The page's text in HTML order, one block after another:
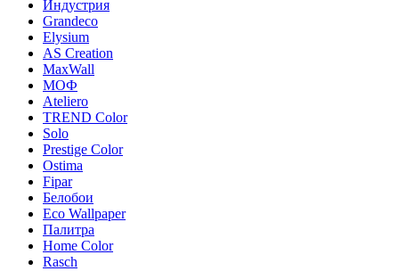
Индустрия
Grandeco
Elysium
AS Creation
MaxWall
МОФ
Ateliero
TREND Color
Solo
Prestige Color
Ostima
Fipar
Белобои
Eco Wallpaper
Палитра
Home Color
Rasch